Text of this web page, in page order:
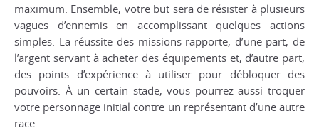
maximum. Ensemble, votre but sera de résister à plusieurs
vagues d’ennemis en accomplissant quelques actions
simples. La réussite des missions rapporte, d’une part, de
l’argent servant à acheter des équipements et, d’autre part,
des points d’expérience à utiliser pour débloquer des
pouvoirs. À un certain stade, vous pourrez aussi troquer
votre personnage initial contre un représentant d’une autre
race.